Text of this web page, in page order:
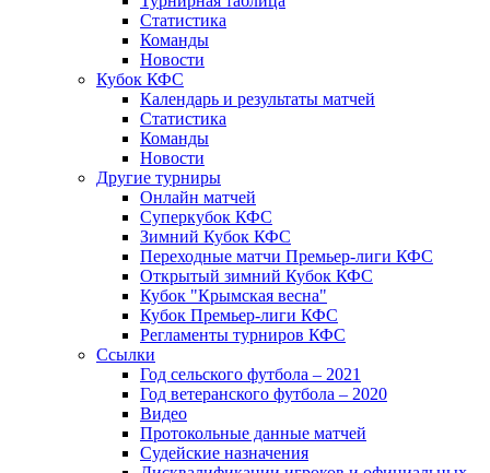
Статистика
Команды
Новости
Кубок КФС
Календарь и результаты матчей
Статистика
Команды
Новости
Другие турниры
Онлайн матчей
Суперкубок КФС
Зимний Кубок КФС
Переходные матчи Премьер-лиги КФС
Открытый зимний Кубок КФС
Кубок "Крымская весна"
Кубок Премьер-лиги КФС
Регламенты турниров КФС
Ссылки
Год сельского футбола – 2021
Год ветеранского футбола – 2020
Видео
Протокольные данные матчей
Судейские назначения